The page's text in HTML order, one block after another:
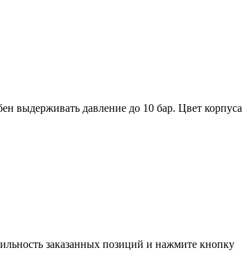
выдерживать давление до 10 бар. Цвет корпуса
заказанных позиций и нажмите кнопку